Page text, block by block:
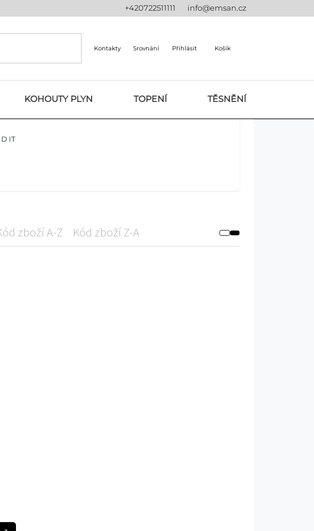
+420722511111 info@emsan.cz
Kontakty Srovnání Přihlásit Košík
KOHOUTY PLYN TOPENÍ TĚSNĚNÍ
IT
zboží A-Z Kód zboží Z-A